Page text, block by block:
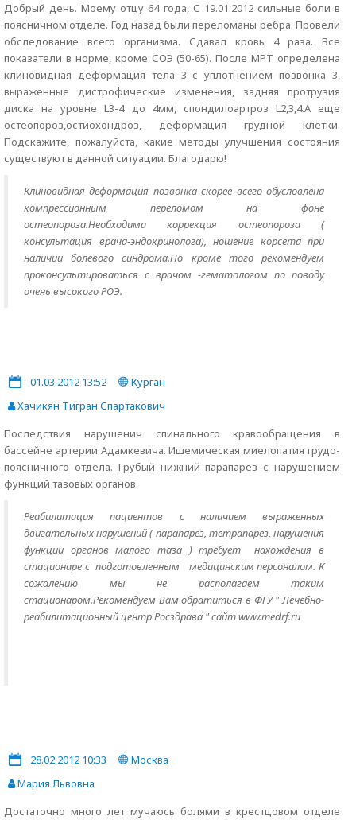
Добрый день. Моему отцу 64 года, С 19.01.2012 сильные боли в
поясничном отделе. Год назад были переломаны ребра. Провели
обследование всего организма. Сдавал кровь 4 раза. Все
показатели в норме, кроме СОЭ (50-65). После МРТ определена
клиновидная деформация тела 3 с уплотнением позвонка 3,
выраженные дистрофические изменения, задняя протрузия
диска на уровне L3-4 до 4мм, спондилоартроз L2,3,4.А еще
остеопороз,остиохондроз, деформация грудной клетки.
Подскажите, пожалуйста, какие методы улучшения состояния
существуют в данной ситуации. Благодарю!
Клиновидная деформация позвонка скорее всего обусловлена
компрессионным переломом на фоне
остеопороза.Необходима коррекция остеопороза (
консультация врача-эндокринолога), ношение корсета при
наличии болевого синдрома.Но кроме того рекомендуем
проконсультироваться с врачом -гематологом по поводу
очень высокого РОЭ.
01.03.2012 13:52
Курган
Хачикян Тигран Спартакович
Последствия нарушенич спинального кравообращения в
бассейне артерии Адамкевича. Ишемическая миелопатия грудо-
поясничного отдела. Грубый нижний парапарез с нарушением
функций тазовых органов.
Реабилитация пациентов с наличием выраженных
двигательных нарушений ( парапарез, тетрапарез, нарушения
функции органов малого таза ) требует нахождения в
стационаре с подготовленным медицинским персоналом. К
сожалению мы не располагаем таким
стационаром.Рекомендуем Вам обратиться в ФГУ " Лечебно-
реабилитационный центр Росздрава " сайт www.medrf.ru
28.02.2012 10:33
Москва
Мария Львовна
Достаточно много лет мучаюсь болями в крестцовом отделе